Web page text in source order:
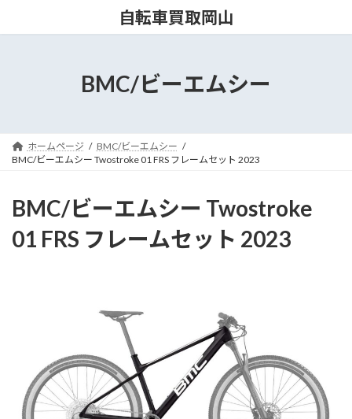
ッ
移
自転車買取岡山
BMC/ビーエムシー
ホームページ
BMC/ビーエムシー
BMC/ビーエムシー Twostroke 01 FRS フレームセット 2023
BMC/ビーエムシー Twostroke
01 FRS フレームセット 2023